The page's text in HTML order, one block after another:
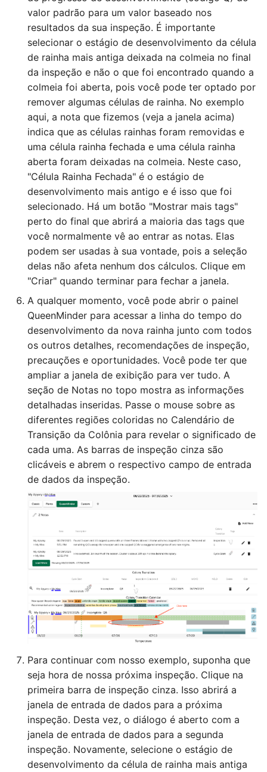
valor padrão para um valor baseado nos
resultados da sua inspeção. É importante
selecionar o estágio de desenvolvimento da célula
de rainha mais antiga deixada na colmeia no final
da inspeção e não o que foi encontrado quando a
colmeia foi aberta, pois você pode ter optado por
remover algumas células de rainha. No exemplo
aqui, a nota que fizemos (veja a janela acima)
indica que as células rainhas foram removidas e
uma célula rainha fechada e uma célula rainha
aberta foram deixadas na colmeia. Neste caso,
"Célula Rainha Fechada" é o estágio de
desenvolvimento mais antigo e é isso que foi
selecionado. Há um botão "Mostrar mais tags"
perto do final que abrirá a maioria das tags que
você normalmente vê ao entrar as notas. Elas
podem ser usadas à sua vontade, pois a seleção
delas não afeta nenhum dos cálculos. Clique em
"Criar" quando terminar para fechar a janela.
A qualquer momento, você pode abrir o painel
QueenMinder para acessar a linha do tempo do
desenvolvimento da nova rainha junto com todos
os outros detalhes, recomendações de inspeção,
precauções e oportunidades. Você pode ter que
ampliar a janela de exibição para ver tudo. A
seção de Notas no topo mostra as informações
detalhadas inseridas. Passe o mouse sobre as
diferentes regiões coloridas no Calendário de
Transição da Colônia para revelar o significado de
cada uma. As barras de inspeção cinza são
clicáveis e abrem o respectivo campo de entrada
de dados da inspeção.
Para continuar com nosso exemplo, suponha que
seja hora de nossa próxima inspeção. Clique na
primeira barra de inspeção cinza. Isso abrirá a
janela de entrada de dados para a próxima
inspeção. Desta vez, o diálogo é aberto com a
janela de entrada de dados para a segunda
inspeção. Novamente, selecione o estágio de
desenvolvimento da célula de rainha mais antiga